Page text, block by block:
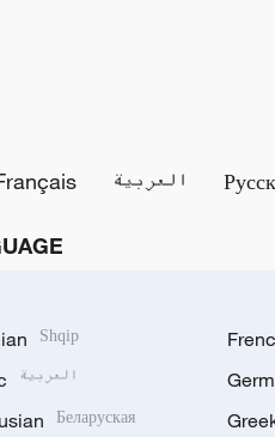
العربية
Shqip
العربية
Беларуская